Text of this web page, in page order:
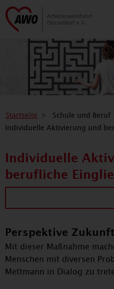
Startseite Schule und Beruf
Individuelle Aktivierung und
Individuelle
berufliche
Perspektive Zukunft
Mit dieser Maßnahme
Menschen mit diversen
Mettmann in Dialog zu